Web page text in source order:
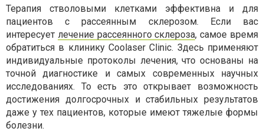
Терапия стволовыми клетками эффективна и для
пациентов с рассеянным склерозом. Если вас
интересует лечение рассеянного склероза, самое время
обратиться в клинику Coolaser Clinic. Здесь применяют
индивидуальные протоколы лечения, что основаны на
точной диагностике и самых современных научных
исследованиях. То есть это открывает возможность
достижения долгосрочных и стабильных результатов
даже у тех пациентов, которые имеют тяжелые формы
болезни.